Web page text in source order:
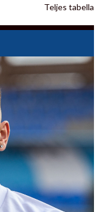
Teljes tabella